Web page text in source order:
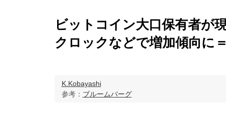
ビットコイン大口保有者が
クロックなどで増加傾向に
K.Kobayashi
参考： ブルームバーグ